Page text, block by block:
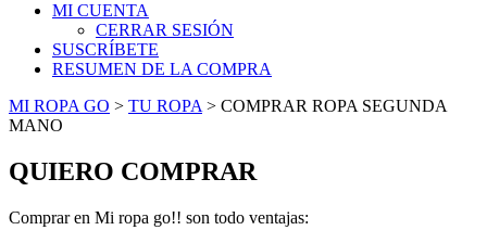
MI CUENTA
CERRAR SESIÓN
SUSCRÍBETE
RESUMEN DE LA COMPRA
MI ROPA GO > TU ROPA > COMPRAR ROPA SEGUNDA
MANO
QUIERO COMPRAR
Comprar en Mi ropa go!! son todo ventajas: